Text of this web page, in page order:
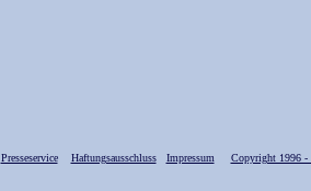
Presseservice Haftungsausschluss Impressum Copyright 1996 -